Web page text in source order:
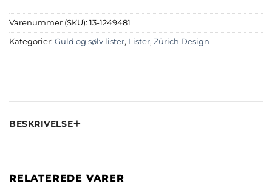
Varenummer (SKU): 13-1249481
Kategorier: Guld og sølv lister, Lister, Zürich Design
BESKRIVELSE
RELATEREDE VARER